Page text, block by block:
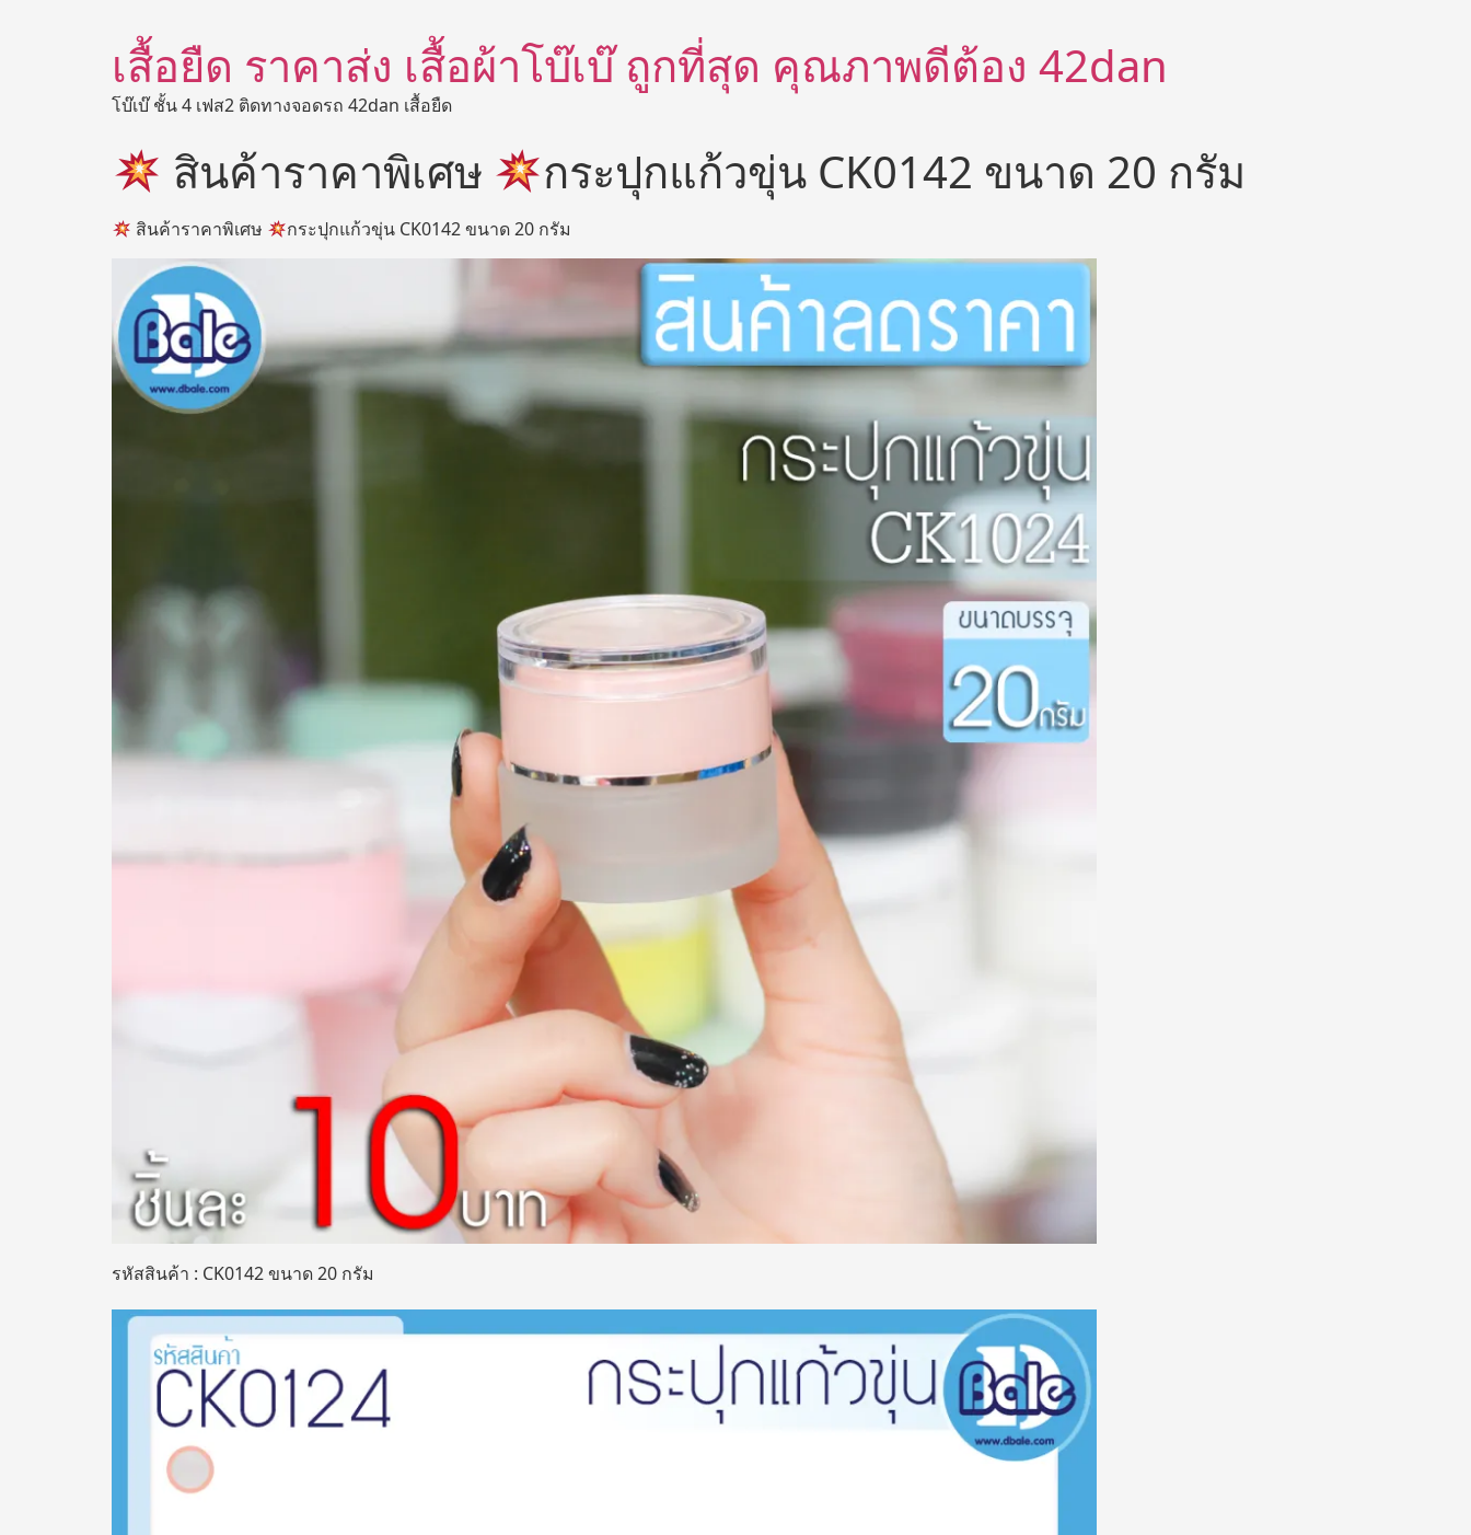
เสื้อยืด ราคาส่ง เสื้อผ้าโบ๊เบ๊ ถูกที่สุด คุณภาพดีต้อง 42dan
โบ๊เบ๊ ชั้น 4 เฟส2 ติดทางจอดรถ 42dan เสื้อยืด
สินค้าราคาพิเศษ กระปุกแก้วขุ่น CK0142 ขนาด 20 กรัม
สินค้าราคาพิเศษ กระปุกแก้วขุ่น CK0142 ขนาด 20 กรัม
รหัสสินค้า : CK0142 ขนาด 20 กรัม